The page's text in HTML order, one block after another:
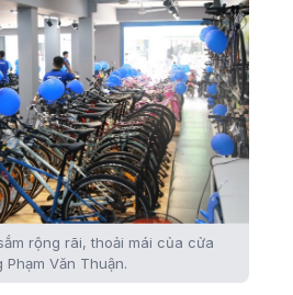
rộng rãi, thoải mái của cửa
Phạm Văn Thuận.